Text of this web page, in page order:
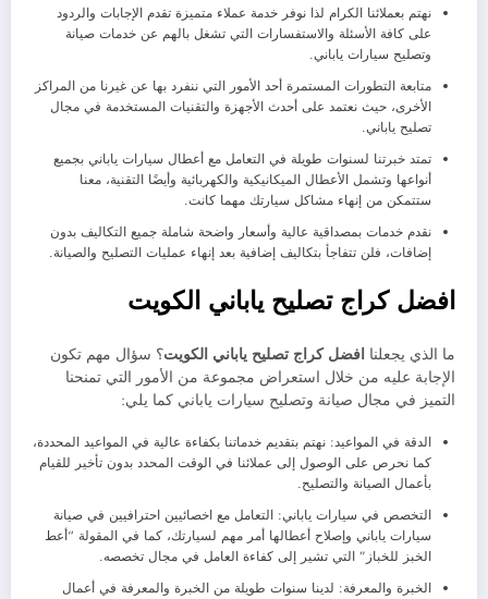
نهتم بعملائنا الكرام لذا نوفر خدمة عملاء متميزة تقدم الإجابات والردود
على كافة الأسئلة والاستفسارات التي تشغل بالهم عن خدمات صيانة
وتصليح سيارات ياباني.
متابعة التطورات المستمرة أحد الأمور التي ننفرد بها عن غيرنا من المراكز
الأخرى، حيث نعتمد على أحدث الأجهزة والتقنيات المستخدمة في مجال
تصليح ياباني.
تمتد خبرتنا لسنوات طويلة في التعامل مع أعطال سيارات ياباني بجميع
أنواعها وتشمل الأعطال الميكانيكية والكهربائية وأيضًا التقنية، معنا
ستتمكن من إنهاء مشاكل سيارتك مهما كانت.
نقدم خدمات بمصداقية عالية وأسعار واضحة شاملة جميع التكاليف بدون
إضافات، فلن تتفاجأ بتكاليف إضافية بعد إنهاء عمليات التصليح والصيانة.
افضل كراج تصليح ياباني الكويت
ما الذي يجعلنا افضل كراج تصليح ياباني الكويت؟ سؤال مهم تكون
الإجابة عليه من خلال استعراض مجموعة من الأمور التي تمنحنا
التميز في مجال صيانة وتصليح سيارات ياباني كما يلي:
الدقة في المواعيد: نهتم بتقديم خدماتنا بكفاءة عالية في المواعيد المحددة،
كما نحرص على الوصول إلى عملائنا في الوقت المحدد بدون تأخير للقيام
بأعمال الصيانة والتصليح.
التخصص في سيارات ياباني: التعامل مع اخصائيين احترافيين في صيانة
سيارات ياباني وإصلاح أعطالها أمر مهم لسيارتك، كما في المقولة “أعط
الخبز للخباز” التي تشير إلى كفاءة العامل في مجال تخصصه.
الخبرة والمعرفة: لدينا سنوات طويلة من الخبرة والمعرفة في أعمال